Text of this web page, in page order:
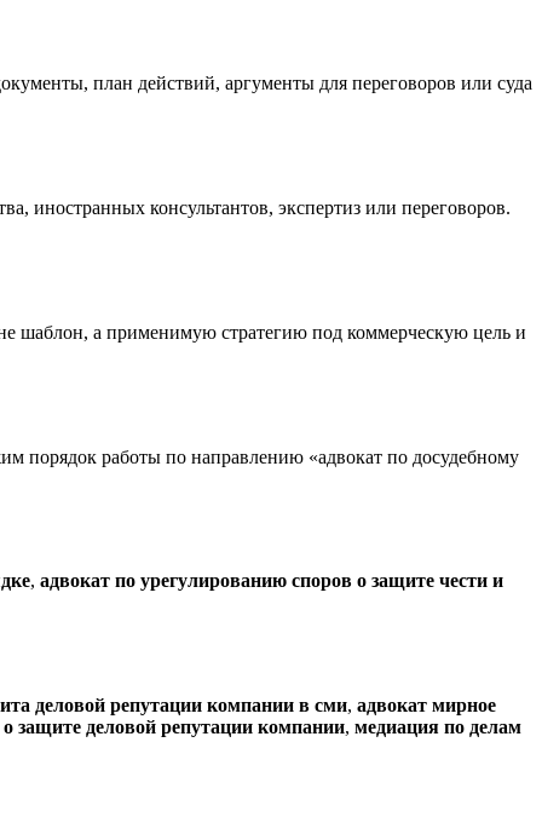
план действий, аргументы для переговоров или суда
иностранных консультантов, экспертиз или переговоров.
шаблон, а применимую стратегию под коммерческую цель и
работы по направлению «адвокат по досудебному
, адвокат по урегулированию споров о защите чести и
деловой репутации компании в сми, адвокат мирное
о защите деловой репутации компании, медиация по делам